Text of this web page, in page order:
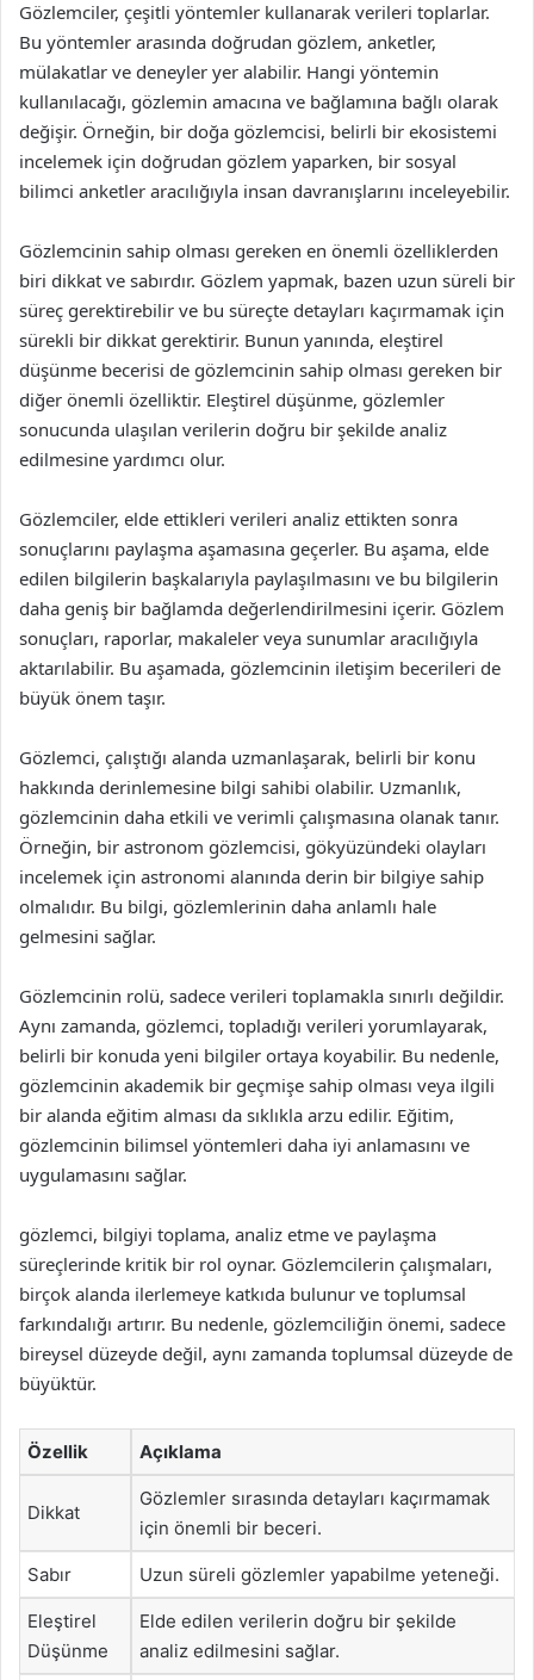
Gözlemciler, çeşitli yöntemler kullanarak verileri toplarlar.
Bu yöntemler arasında doğrudan gözlem, anketler,
mülakatlar ve deneyler yer alabilir. Hangi yöntemin
kullanılacağı, gözlemin amacına ve bağlamına bağlı olarak
değişir. Örneğin, bir doğa gözlemcisi, belirli bir ekosistemi
incelemek için doğrudan gözlem yaparken, bir sosyal
bilimci anketler aracılığıyla insan davranışlarını inceleyebilir.
Gözlemcinin sahip olması gereken en önemli özelliklerden
biri dikkat ve sabırdır. Gözlem yapmak, bazen uzun süreli bir
süreç gerektirebilir ve bu süreçte detayları kaçırmamak için
sürekli bir dikkat gerektirir. Bunun yanında, eleştirel
düşünme becerisi de gözlemcinin sahip olması gereken bir
diğer önemli özelliktir. Eleştirel düşünme, gözlemler
sonucunda ulaşılan verilerin doğru bir şekilde analiz
edilmesine yardımcı olur.
Gözlemciler, elde ettikleri verileri analiz ettikten sonra
sonuçlarını paylaşma aşamasına geçerler. Bu aşama, elde
edilen bilgilerin başkalarıyla paylaşılmasını ve bu bilgilerin
daha geniş bir bağlamda değerlendirilmesini içerir. Gözlem
sonuçları, raporlar, makaleler veya sunumlar aracılığıyla
aktarılabilir. Bu aşamada, gözlemcinin iletişim becerileri de
büyük önem taşır.
Gözlemci, çalıştığı alanda uzmanlaşarak, belirli bir konu
hakkında derinlemesine bilgi sahibi olabilir. Uzmanlık,
gözlemcinin daha etkili ve verimli çalışmasına olanak tanır.
Örneğin, bir astronom gözlemcisi, gökyüzündeki olayları
incelemek için astronomi alanında derin bir bilgiye sahip
olmalıdır. Bu bilgi, gözlemlerinin daha anlamlı hale
gelmesini sağlar.
Gözlemcinin rolü, sadece verileri toplamakla sınırlı değildir.
Aynı zamanda, gözlemci, topladığı verileri yorumlayarak,
belirli bir konuda yeni bilgiler ortaya koyabilir. Bu nedenle,
gözlemcinin akademik bir geçmişe sahip olması veya ilgili
bir alanda eğitim alması da sıklıkla arzu edilir. Eğitim,
gözlemcinin bilimsel yöntemleri daha iyi anlamasını ve
uygulamasını sağlar.
gözlemci, bilgiyi toplama, analiz etme ve paylaşma
süreçlerinde kritik bir rol oynar. Gözlemcilerin çalışmaları,
birçok alanda ilerlemeye katkıda bulunur ve toplumsal
farkındalığı artırır. Bu nedenle, gözlemciliğin önemi, sadece
bireysel düzeyde değil, aynı zamanda toplumsal düzeyde de
büyüktür.
Özellik Açıklama
Dikkat
Gözlemler sırasında detayları kaçırmamak
için önemli bir beceri.
Sabır Uzun süreli gözlemler yapabilme yeteneği.
Eleştirel
Düşünme
Elde edilen verilerin doğru bir şekilde
analiz edilmesini sağlar.